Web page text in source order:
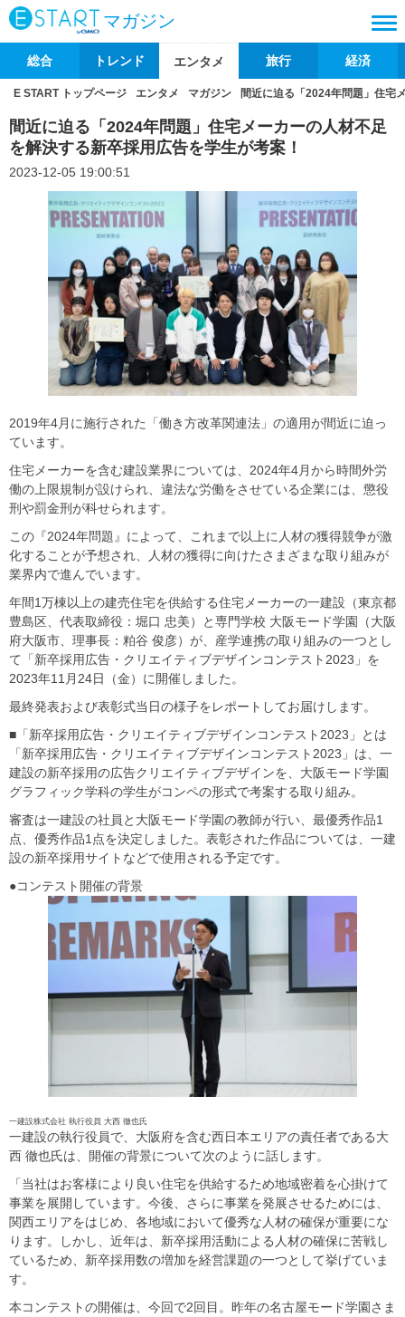
マガジン
総合 トレンド エンタメ 旅行 経済
E START トップページ エンタメ マガジン 間近に迫る「2024年問題」住宅
間近に迫る「2024年問題」住宅メーカーの人材不足
を解決する新卒採用広告を学生が考案！
2023-12-05 19:00:51
2019年4月に施行された「働き方改革関連法」の適用が間近に迫っ
ています。
住宅メーカーを含む建設業界については、2024年4月から時間外労
働の上限規制が設けられ、違法な労働をさせている企業には、懲役
刑や罰金刑が科せられます。
この『2024年問題』によって、これまで以上に人材の獲得競争が激
化することが予想され、人材の獲得に向けたさまざまな取り組みが
業界内で進んでいます。
年間1万棟以上の建売住宅を供給する住宅メーカーの一建設（東京都
豊島区、代表取締役：堀口 忠美）と専門学校 大阪モード学園（大阪
府大阪市、理事長：粕谷 俊彦）が、産学連携の取り組みの一つとし
て「新卒採用広告・クリエイティブデザインコンテスト2023」を
2023年11月24日（金）に開催しました。
最終発表および表彰式当日の様子をレポートしてお届けします。
■「新卒採用広告・クリエイティブデザインコンテスト2023」とは
「新卒採用広告・クリエイティブデザインコンテスト2023」は、一
建設の新卒採用の広告クリエイティブデザインを、大阪モード学園
グラフィック学科の学生がコンペの形式で考案する取り組み。
審査は一建設の社員と大阪モード学園の教師が行い、最優秀作品1
点、優秀作品1点を決定しました。表彰された作品については、一建
設の新卒採用サイトなどで使用される予定です。
●コンテスト開催の背景
一建設株式会社 執行役員 大西 徹也氏
一建設の執行役員で、大阪府を含む西日本エリアの責任者である大
西 徹也氏は、開催の背景について次のように話します。
「当社はお客様により良い住宅を供給するため地域密着を心掛けて
事業を展開しています。今後、さらに事業を発展させるためには、
関西エリアをはじめ、各地域において優秀な人材の確保が重要にな
ります。しかし、近年は、新卒採用活動による人材の確保に苦戦し
ているため、新卒採用数の増加を経営課題の一つとして挙げていま
す。
本コンテストの開催は、今回で2回目。昨年の名古屋モード学園さま